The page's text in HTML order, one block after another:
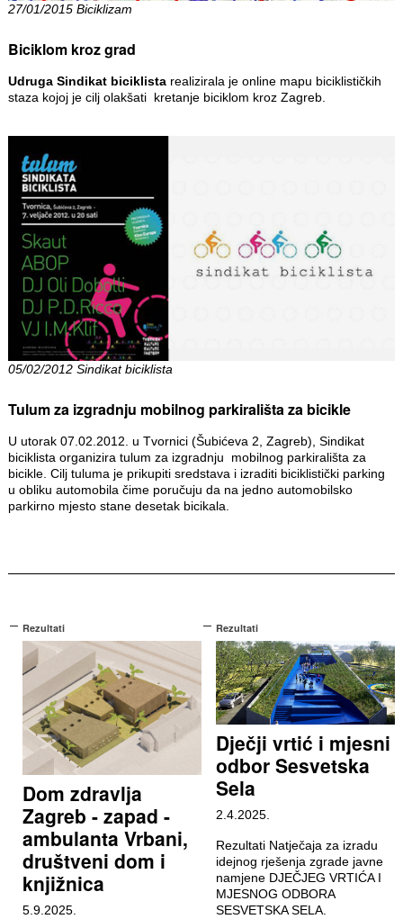
27/01/2015 Biciklizam
Biciklom kroz grad
Udruga Sindikat biciklistarealizirala je online mapu biciklističkih
staza kojoj je cilj olakšati kretanje biciklom kroz Zagreb.
05/02/2012 Sindikat biciklista
Tulum za izgradnju mobilnog parkirališta za bicikle
U utorak 07.02.2012. u Tvornici (Šubićeva 2, Zagreb), Sindikat
biciklista organizira tulum za izgradnju mobilnog parkirališta za
bicikle. Cilj tuluma je prikupiti sredstava i izraditi biciklistički parking
u obliku automobila čime poručuju da na jedno automobilsko
parkirno mjesto stane desetak bicikala.
Rezultati
Dom zdravlja
Zagreb - zapad -
ambulanta Vrbani,
društveni dom i
knjižnica
5.9.2025.
Rezultati
Dječji vrtić i mjesni
odbor Sesvetska
Sela
2.4.2025.
Rezultati Natječaja za izradu
idejnog rješenja zgrade javne
namjene DJEČJEG VRTIĆA I
MJESNOG ODBORA
SESVETSKA SELA.